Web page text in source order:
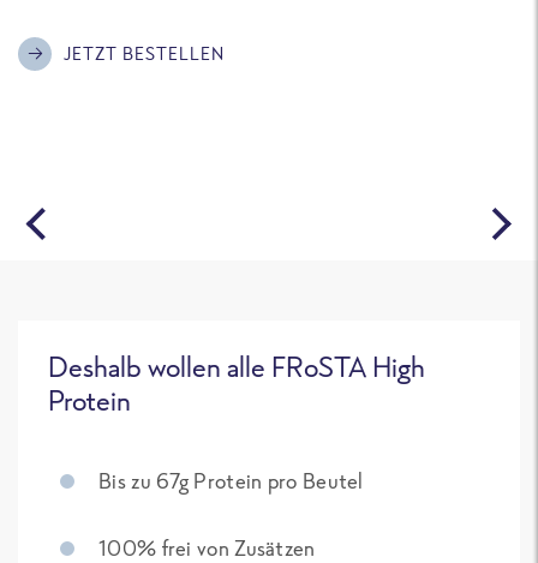
JETZT BESTELLEN
Deshalb wollen alle FRoSTA High
Protein
Bis zu 67g Protein pro Beutel
100% frei von Zusätzen